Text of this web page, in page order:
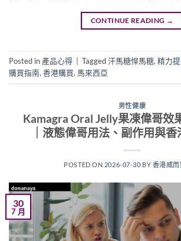
CONTINUE READING →
Posted in 產品心得 Tagged汗馬糖悍馬糖, 精力
購買指南, 香港購買, 馬來西亞
男性健康
Kamagra Oral Jelly果凍偉哥效
｜液態偉哥用法、副作用與
POSTED ON 2026-07-30 BY 香港威
30
7 月